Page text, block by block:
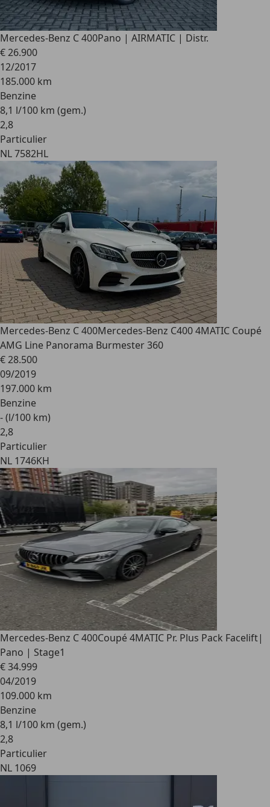
Mercedes-Benz C 400Pano | AIRMATIC | Distr.
€ 26.900
12/2017
185.000 km
Benzine
8,1 l/100 km (gem.)
2,8
Particulier
NL 7582HL
Mercedes-Benz C 400Mercedes-Benz C400 4MATIC Coupé
AMG Line Panorama Burmester 360
€ 28.500
09/2019
197.000 km
Benzine
- (l/100 km)
2,8
Particulier
NL 1746KH
Mercedes-Benz C 400Coupé 4MATIC Pr. Plus Pack Facelift|
Pano | Stage1
€ 34.999
04/2019
109.000 km
Benzine
8,1 l/100 km (gem.)
2,8
Particulier
NL 1069